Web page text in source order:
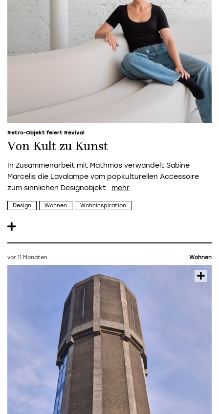
Retro-Objekt feiert Revival
Von Kult zu Kunst
In Zusammenarbeit mit Mathmos verwandelt Sabine
Marcelis die Lavalampe vom popkulturellen Accessoire
zum sinnlichen Designobjekt.
Design Wohnen Wohninspiration
vor 11 Monaten Wohnen